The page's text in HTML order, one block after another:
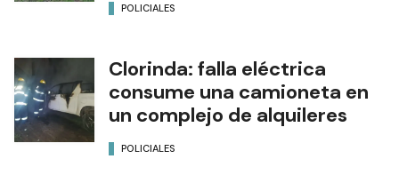
POLICIALES
Clorinda: falla eléctrica
consume una camioneta en
un complejo de alquileres
POLICIALES